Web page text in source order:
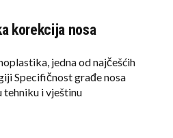
korekcija nosa
jedna od najčešćih
Specifičnost građe nosa
tehniku i vještinu